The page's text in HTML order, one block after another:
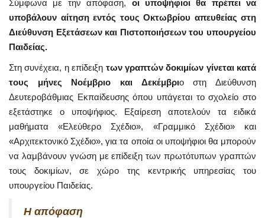
Σύμφωνα με την απόφαση, οι υποψήφιοι θα πρέπει να
υποβάλουν αίτηση εντός τους Οκτωβρίου απευθείας στη
Διεύθυνση Εξετάσεων και Πιστοποιήσεων του υπουργείου
Παιδείας.
Στη συνέχεια, η επίδειξη των γραπτών δοκιμίων γίνεται κατά
τους μήνες Νοέμβριο και Δεκέμβριο στη Διεύθυνση
Δευτεροβάθμιας Εκπαίδευσης όπου υπάγεται το σχολείο στο
εξετάστηκε ο υποψήφιος. Εξαίρεση αποτελούν τα ειδικά
μαθήματα «Ελεύθερο Σχέδιο», «Γραμμικό Σχέδιο» και
«Αρχιτεκτονικό Σχέδιο», για τα οποία οι υποψήφιοι θα μπορούν
να λαμβάνουν γνώση με επίδειξη των πρωτότυπων γραπτών
τους δοκιμίων, σε χώρο της κεντρικής υπηρεσίας του
υπουργείου Παιδείας.
Η απόφαση